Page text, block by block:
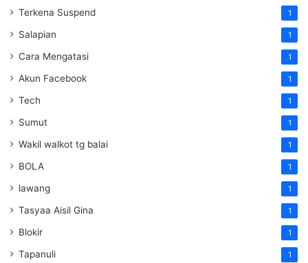
Terkena Suspend 1
Salapian 1
Cara Mengatasi 1
Akun Facebook 1
Tech 1
Sumut 1
Wakil walkot tg balai 1
BOLA 1
lawang 1
Tasyaa Aisil Gina 1
Blokir 1
Tapanuli 1